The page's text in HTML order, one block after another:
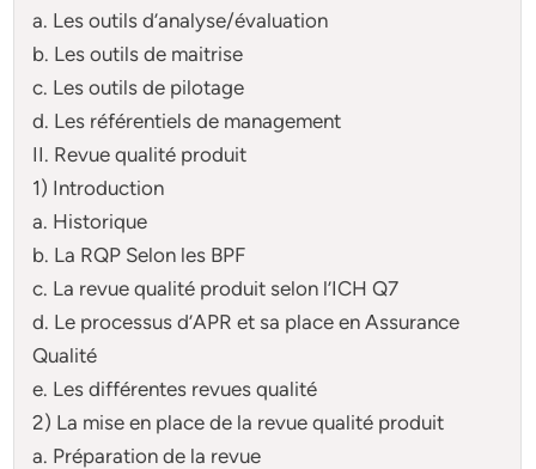
a. Les outils d’analyse/évaluation
b. Les outils de maitrise
c. Les outils de pilotage
d. Les référentiels de management
II. Revue qualité produit
1) Introduction
a. Historique
b. La RQP Selon les BPF
c. La revue qualité produit selon l’ICH Q7
d. Le processus d’APR et sa place en Assurance
Qualité
e. Les différentes revues qualité
2) La mise en place de la revue qualité produit
a. Préparation de la revue